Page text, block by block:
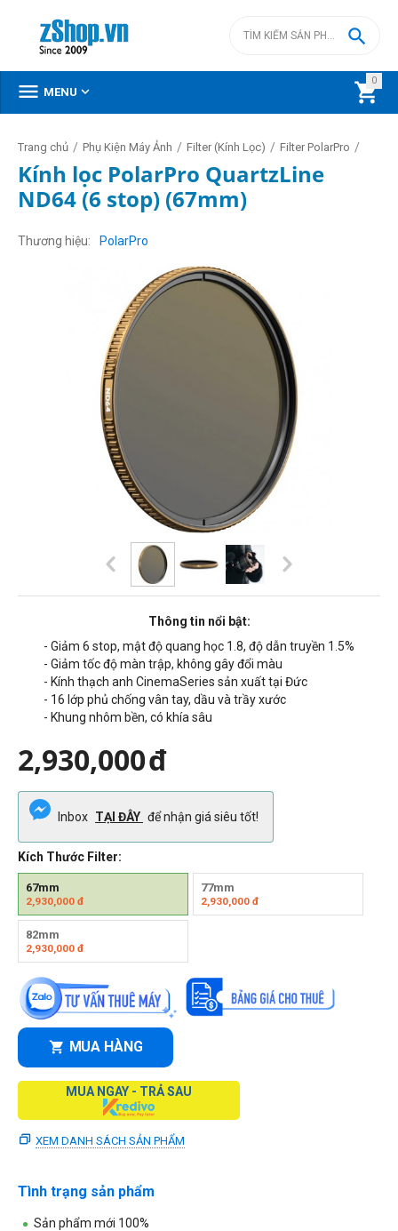
0


 MENU 
Trang chủ / Phụ Kiện Máy Ảnh / Filter (Kính Lọc) / Filter PolarPro /
Kính lọc PolarPro QuartzLine
ND64 (6 stop) (67mm)
Thương hiệu PolarPro
Thông tin nổi bật:
- Giảm 6 stop, mật độ quang học 1.8, độ dẫn truyền 1.5%
- Giảm tốc độ màn trập, không gây đổi màu
- Kính thạch anh CinemaSeries sản xuất tại Đức
- 16 lớp phủ chống vân tay, dầu và trầy xước
- Khung nhôm bền, có khía sâu
2,930,000đ
Inbox TẠI ĐÂY để nhận giá siêu tốt!
Kích Thước Filter:
67mm
2,930,000 đ
77mm
2,930,000đ
82mm
2,930,000 đ
MUA HÀNG
MUA NGAY - TRẢ SAU
XEM DANH SÁCH SẢN PHẨM
Tình trạng sản phẩm
Sản phẩm mới 100%